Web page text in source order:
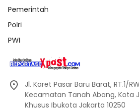
Pemerintah
Polri
PWI
Jl. Karet Pasar Baru Barat, RT.1/
Kecamatan Tanah Abang, Kota
Khusus Ibukota Jakarta 10250